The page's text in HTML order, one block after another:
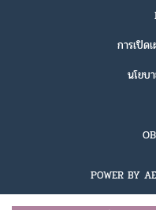
การเปิด
นโยบ
POWER BY